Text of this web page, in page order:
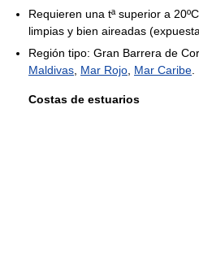
Requieren una tª superior a
limpias y bien aireadas
Región tipo: Gran Barrera de
Maldivas, Mar Rojo, Mar Caribe.
Costas de estuarios